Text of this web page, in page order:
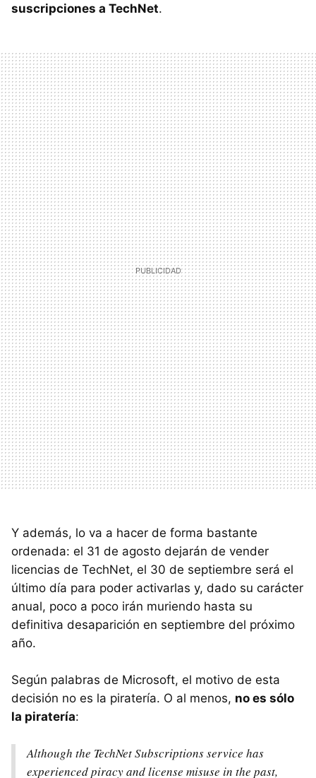
suscripciones a TechNet.
Y además, lo va a hacer de forma bastante
ordenada: el 31 de agosto dejarán de vender
licencias de TechNet, el 30 de septiembre será el
último día para poder activarlas y, dado su carácter
anual, poco a poco irán muriendo hasta su
definitiva desaparición en septiembre del próximo
año.
Según palabras de Microsoft, el motivo de esta
decisión no es la piratería. O al menos, no es sólo
la piratería:
Although the TechNet Subscriptions service has
experienced piracy and license misuse in the past,